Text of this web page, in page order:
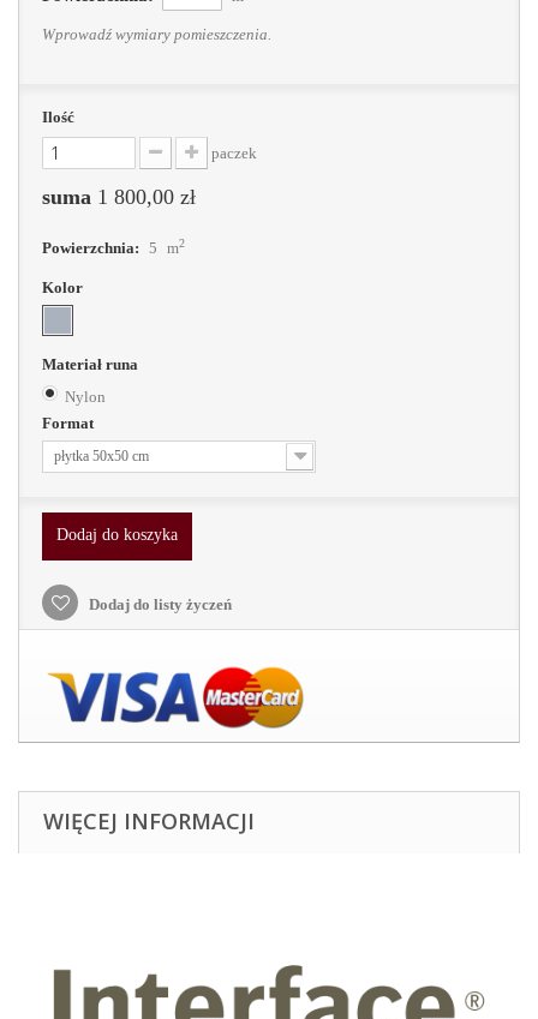
Wprowadź wymiary pomieszczenia.
Ilość
paczek
suma 1 800,00 zł
Powierzchnia: 5 m2
Kolor
Materiał runa
Nylon
Format
płytka 50x50 cm
Dodaj do koszyka
Dodaj do listy życzeń
WIĘCEJ INFORMACJI